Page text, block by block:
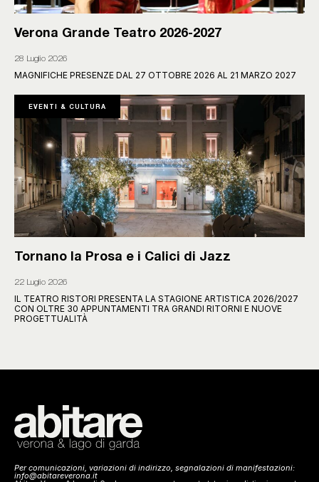
Verona Grande Teatro 2026-2027
28 Luglio 2026
MAGNIFICHE PRESENZE DAL 27 OTTOBRE 2026 AL 21 MARZO 2027
EVENTI & CULTURA
Tornano la Prosa e i Calici di Jazz
22 Luglio 2026
IL TEATRO RISTORI PRESENTA LA STAGIONE ARTISTICA 2026/2027
CON OLTRE 30 APPUNTAMENTI TRA GRANDI RITORNI E NUOVE
PROGETTUALITÀ
Per comunicazioni, variazioni di indirizzo, segnalazioni di manifestazioni:
info@abitareverona.it